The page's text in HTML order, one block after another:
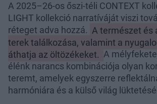
A 2025–26-os őszi-téli CONTEXT
LIGHT kollekció narratíváját viszi
réteget adva hozzá. A természet és
terek találkozása, valamint a
áthatja az öltözékeket.
A
élénk narancs kombinációja olyan
teremt, amelyek egyszerre
harmóniára és a külső világ